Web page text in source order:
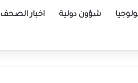
شؤون دولية اخبار الصحف
موازين القوى بالمنطقة؟